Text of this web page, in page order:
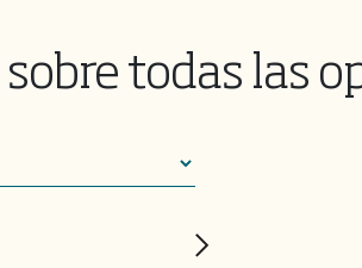
todas las
de importación?
someterme a
¿obtengo